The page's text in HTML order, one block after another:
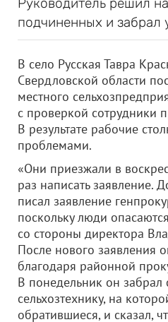
подчиненных и забрал
В село Русская Тавра
Свердловской области
местного
с проверкой сотрудники
В результате рабочие
проблемами.
«Они приезжали в
раз написать заявление.
писал заявление
поскольку люди
со стороны директора
После нового заявления
благодаря районной
В понедельник он забрал
сельхозтехнику, на
обратившиеся, и сказал,